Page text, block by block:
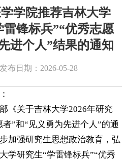
学院推荐吉林大学
雷锋标兵”“优秀志愿
进个人”结果的通知
发布日期：2026-05-28
《关于吉林大学2026年研究
”和“见义勇为先进个人”的通
加强研究生思想政治教育，弘
学研究生“学雷锋标兵”“优秀